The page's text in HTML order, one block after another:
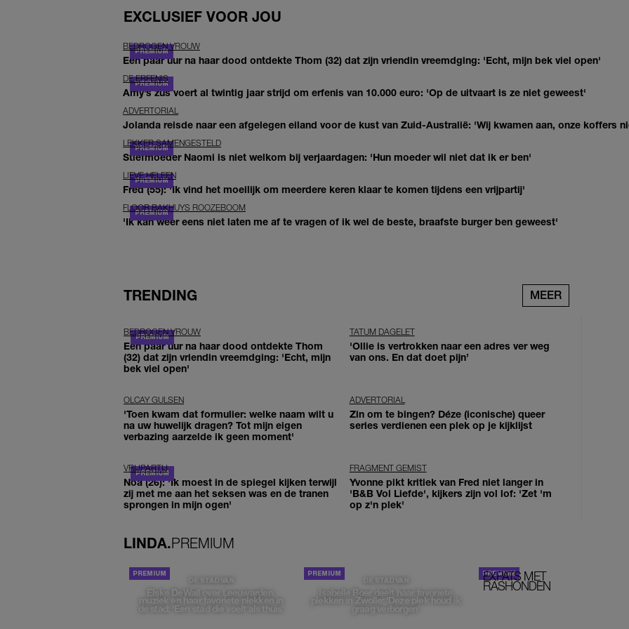
EXCLUSIEF VOOR JOU
BEDROGEN VROUW
Een paar uur na haar dood ontdekte Thom (32) dat zijn vriendin vreemdging: 'Echt, mijn bek viel open'
DE ERFENIS
Amy’s zus voert al twintig jaar strijd om erfenis van 10.000 euro: 'Op de uitvaart is ze niet geweest'
ADVERTORIAL
Jolanda reisde naar een afgelegen eiland voor de kust van Zuid-Australië: 'Wij kwamen aan, onze koffers
LEKKER SAMENGESTELD
Stiefmoeder Naomi is niet welkom bij verjaardagen: 'Hun moeder wil niet dat ik er ben'
LIEVE HELEEN
Fred (55): 'Ik vind het moeilijk om meerdere keren klaar te komen tijdens een vrijpartij'
FLOOR BAKHUYS ROOZEBOOM
'Ik kan weer eens niet laten me af te vragen of ik wel de beste, braafste burger ben geweest'
TRENDING MEER
BEDROGEN VROUW
Een paar uur na haar dood ontdekte Thom
(32) dat zijn vriendin vreemdging: 'Echt, mijn
bek viel open'
TATUM DAGELET
'Ollie is vertrokken naar een adres ver weg
van ons. En dat doet pijn’
OLCAY GULSEN
'Toen kwam dat formulier: welke naam wilt u
na uw huwelijk dragen? Tot mijn eigen
verbazing aarzelde ik geen moment'
ADVERTORIAL
Zin om te bingen? Déze (iconische) queer
series verdienen een plek op je kijklijst
VRIJPARTIJ
Noa (26): 'Ik moest in de spiegel kijken terwijl
zij met me aan het seksen was en de tranen
sprongen in mijn ogen'
FRAGMENT GEMIST
Yvonne pikt kritiek van Fred niet langer in
'B&B Vol Liefde', kijkers zijn vol lof: 'Zet 'm
op z'n plek'
LINDA.PREMIUM
DE STAD VAN
Elske DeWall over Leeuwarden,
muziek en haar favoriete plekken in
de stad: 'Een stad die voelt als thuis'
DE STAD VAN
Isabelle Boer deelt haar favoriete
plekken in Zwolle: 'Deze plek houd ik
graag verborgen'
EXPATS MET
RASHONDEN